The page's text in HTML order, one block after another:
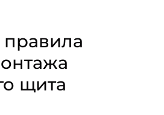
щита